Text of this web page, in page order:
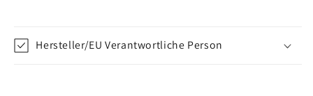
Hersteller/EU Verantwortliche Person